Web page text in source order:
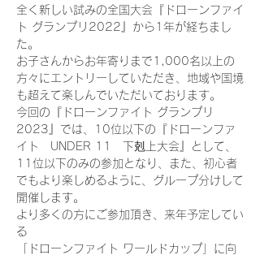
全く新しい試みの全国大会『ドローンファイ
ト グランプリ2022』から1年が経ちまし
た。
お子さんからお年寄りまで1,000名以上の
方々にエントリーしていただき、地域や国境
も超えて楽しんでいただいております。
今回の『ドローンファイト グランプリ
2023』では、10位以下の『ドローンファ
イト　UNDER 11　下剋上大会』として、
11位以下のみの参加となり、また、初心者
でもより楽しめるように、グループ分けして
開催します。
より多くの方にご参加頂き、来年予定してい
る
「ドローンファイト ワールドカップ」に向